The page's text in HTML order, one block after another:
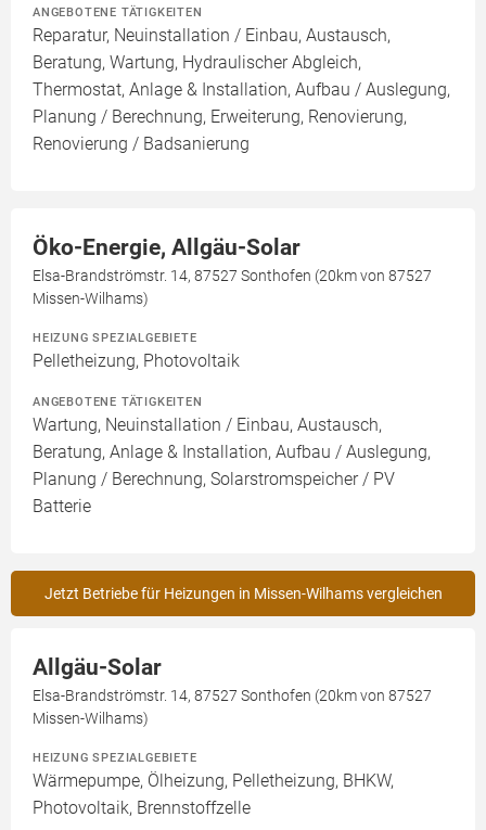
ANGEBOTENE TÄTIGKEITEN
Reparatur, Neuinstallation / Einbau, Austausch,
Beratung, Wartung, Hydraulischer Abgleich,
Thermostat, Anlage & Installation, Aufbau / Auslegung,
Planung / Berechnung, Erweiterung, Renovierung,
Renovierung / Badsanierung
Öko-Energie, Allgäu-Solar
Elsa-Brandströmstr. 14, 87527 Sonthofen (20km von 87527
Missen-Wilhams)
HEIZUNG SPEZIALGEBIETE
Pelletheizung, Photovoltaik
ANGEBOTENE TÄTIGKEITEN
Wartung, Neuinstallation / Einbau, Austausch,
Beratung, Anlage & Installation, Aufbau / Auslegung,
Planung / Berechnung, Solarstromspeicher / PV
Batterie
Jetzt Betriebe für Heizungen in Missen-Wilhams vergleichen
Allgäu-Solar
Elsa-Brandströmstr. 14, 87527 Sonthofen (20km von 87527
Missen-Wilhams)
HEIZUNG SPEZIALGEBIETE
Wärmepumpe, Ölheizung, Pelletheizung, BHKW,
Photovoltaik, Brennstoffzelle